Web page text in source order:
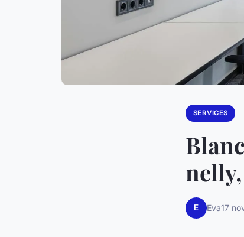
SERVICES
E Eva17